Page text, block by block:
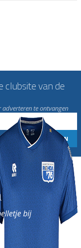
clubsite van de
te ontvangen
bij